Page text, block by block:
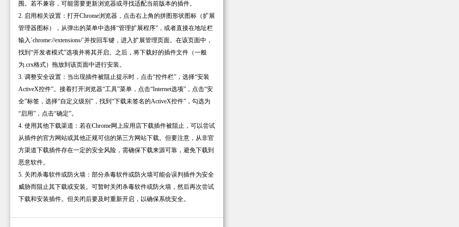
围。若不兼容，可能需要更新浏览器或寻找适配当前版本的插件。
2. 启用相关设置：打开Chrome浏览器，点击右上角的拼图形状图标（扩展
管理器图标），从弹出的菜单中选择“管理扩展程序”，或者直接在地址栏
输入`chrome://extensions/`并按回车键，进入扩展管理页面。在该页面中，
找到“开发者模式”选项并将其开启。之后，将下载好的插件文件（一般
为.crx格式）拖放到该页面中进行安装。
3. 调整安全设置：当出现插件被阻止提示时，点击“控件栏”，选择“安装
ActiveX控件”。接着打开浏览器“工具”菜单，点击“Internet选项”，点击“安
全”标签，选择“自定义级别”，找到“下载未签名的ActiveX控件”，勾选为
“启用”，点击“确定”。
4. 使用其他下载渠道：若在Chrome网上应用店下载插件被阻止，可以尝试
从插件的官方网站或其他正规可信的第三方网站下载。但要注意，从非官
方渠道下载插件存在一定的安全风险，需确保下载来源可靠，避免下载到
恶意软件。
5. 关闭杀毒软件或防火墙：部分杀毒软件或防火墙可能会误判插件为安全
威胁而阻止其下载或安装。可暂时关闭杀毒软件或防火墙，然后再次尝试
下载和安装插件。但关闭后要及时重新开启，以确保系统安全。